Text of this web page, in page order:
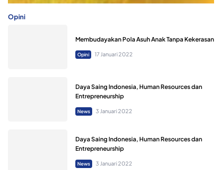
Opini
Membudayakan Pola Asuh Anak Tanpa Kekerasan
Opini 17 Januari 2022
Daya Saing Indonesia, Human Resources dan
Entrepreneurship
News 3 Januari 2022
Daya Saing Indonesia, Human Resources dan
Entrepreneurship
News 3 Januari 2022